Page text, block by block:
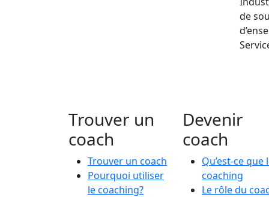
de
Trouver un
coach
Trouver un coach
Pourquoi utiliser
le coaching?
Devenir
coach
Qu’est-ce que
coaching
Le rôle du